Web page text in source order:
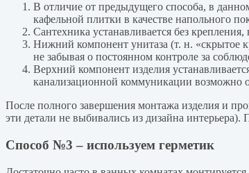
В отличие от предыдущего способа, в
кафельной плитки в качестве напольного
Сантехника устанавливается без
Нижний компонент унитаза (т. н. «скрытое
не забывая о постоянном контроле за
Верхний компонент изделия
канализационной коммуникации возможно
После полного завершения монтажа изделия и
эти детали не выбивались из дизайна
Способ №3 – используем герметик